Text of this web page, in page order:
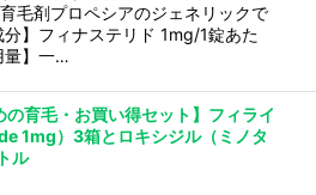
毛剤プロペシアのジェネリックで
】フィナステリド 1mg/1錠あた
量】一…
の育毛・お買い得セット】フィライ
1mg）3箱とロキシジル（ミノタ
ル